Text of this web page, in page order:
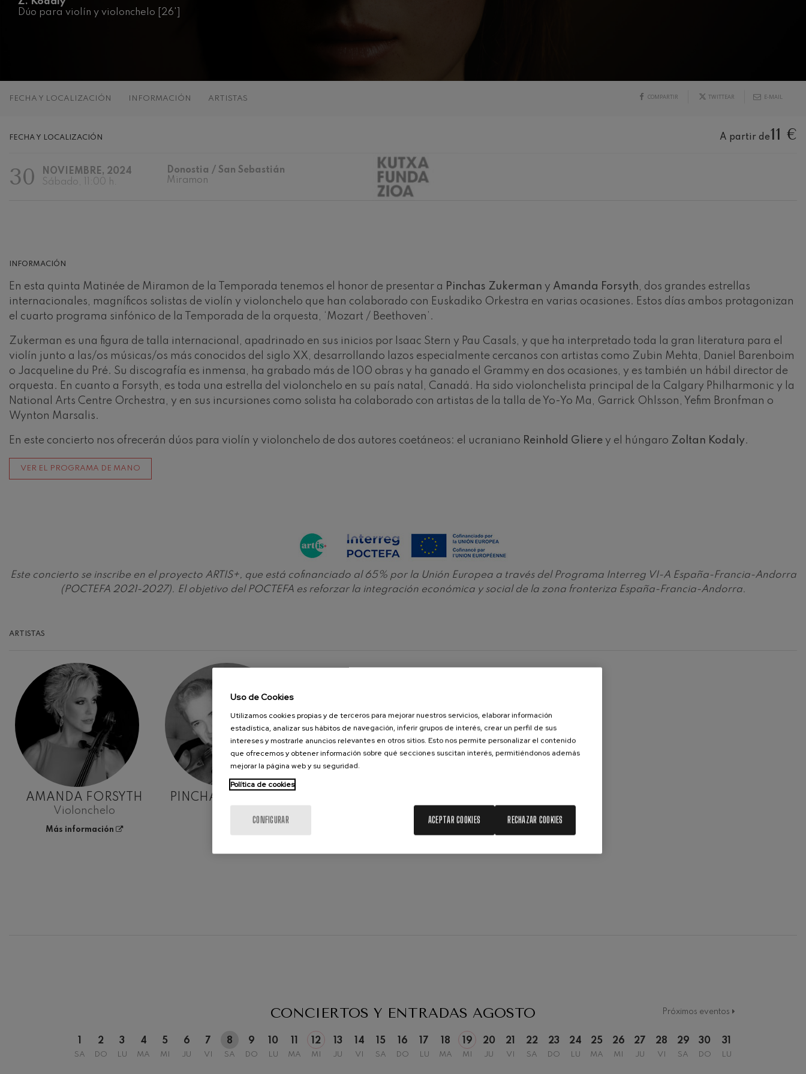
Dúo para violín y violonchelo [26']
FECHA Y LOCALIZACIÓN INFORMACIÓN ARTISTAS COMPARTIR TWITTEAR E-MAIL
FECHA Y LOCALIZACIÓN
30
NOVIEMBRE, 2024
Sábado, 11:00 h.
Donostia / San Sebastián
Miramon
A partir de11 €
INFORMACIÓN
En esta quinta Matinée de Miramon de la Temporada tenemos el honor de presentar a Pinchas Zukerman y Amanda Forsyth, dos grandes estrellas
internacionales, magníficos solistas de violín y violonchelo que han colaborado con Euskadiko Orkestra en varias ocasiones. Estos días ambos protagonizan
el cuarto programa sinfónico de la Temporada de la orquesta, ‘Mozart / Beethoven’.
Zukerman es una figura de talla internacional, apadrinado en sus inicios por Isaac Stern y Pau Casals, y que ha interpretado toda la gran literatura para el
violín junto a las/os músicas/os más conocidos del siglo XX, desarrollando lazos especialmente cercanos con artistas como Zubin Mehta, Daniel Barenboim
o Jacqueline du Pré. Su discografía es inmensa, ha grabado más de 100 obras y ha ganado el Grammy en dos ocasiones, y es también un hábil director de
orquesta. En cuanto a Forsyth, es toda una estrella del violonchelo en su país natal, Canadá. Ha sido violonchelista principal de la Calgary Philharmonic y la
National Arts Centre Orchestra, y en sus incursiones como solista ha colaborado con artistas de la talla de Yo-Yo Ma, Garrick Ohlsson, Yefim Bronfman o
Wynton Marsalis.
En este concierto nos ofrecerán dúos para violín y violonchelo de dos autores coetáneos: el ucraniano Reinhold Gliere y el húngaro Zoltan Kodaly.
VER EL PROGRAMA DE MANO
Este concierto se inscribe en el proyecto ARTIS+, que está cofinanciado al 65% por la Unión Europea a través del Programa Interreg VI-A España-Francia-Andorra
(POCTEFA 2021-2027). El objetivo del POCTEFA es reforzar la integración económica y social de la zona fronteriza España-Francia-Andorra.
ARTISTAS
AMANDA FORSYTH
Violonchelo
Más información
PINCHAS ZUKERMAN
Próximos eventos
CONCIERTOS Y ENTRADAS AGOSTO
SA
2
DO
3
LU
4
MA
5
MI
6
JU
7
VI
8
SA
9
DO
10
LU MA
12
MI
13
JU
14
VI
15
SA
16
DO
17
LU
18
MA
19
MI
20
JU
21
VI
22
SA
23
DO
24
LU
25
MA
26
MI
27
JU
28
VI
29
SA
30
DO
31
LU
J. C. Arriaga: Los esclavos felices. Obertura
El cant dels ocells
Johannes Brahms: Sinfonía nº2
Johannes Brahms
Antonin Dvorak
Johannes Brahms: Concierto para piano nº1
Johannes Brahms
Wolfgang Amadeus Mozart: Concierto para
Gabriel Fauré: Pelléas et Mélisande
Gabriel Fauré
Wolfgang Amadeus Mozart
Uso de Cookies
Utilizamos cookies propias y de terceros para mejorar nuestros servicios, elaborar información
estadística, analizar sus hábitos de navegación, inferir grupos de interés, crear un perfil de sus
intereses y mostrarle anuncios relevantes en otros sitios. Esto nos permite personalizar el contenido
que ofrecemos y obtener información sobre qué secciones suscitan interés, permitiéndonos además
mejorar la página web y su seguridad.
Política de cookies
CONFIGURAR RECHAZAR COOKIES
ACEPTAR COOKIES